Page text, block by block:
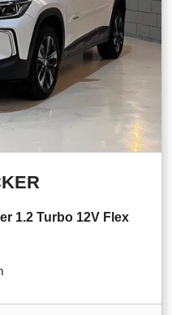
1.2 Turbo 12V Flex